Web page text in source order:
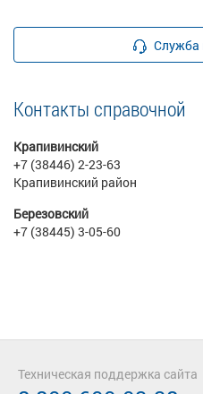
Служба
Контакты справочной
Крапивинский
+7 (38446) 2-23-63
Крапивинский район
Березовский
+7 (38445) 3-05-60
Техническая поддержка сайта